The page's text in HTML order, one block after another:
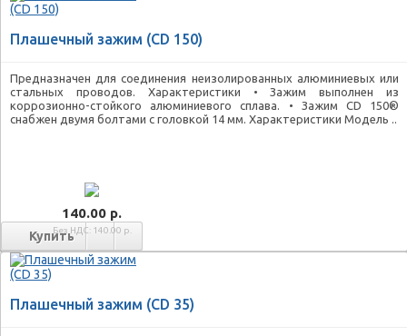
Плашечный зажим (CD 150)
Предназначен для соединения неизолированных алюминиевых или
стальных проводов. Характеристики • Зажим выполнен из
коррозионно-стойкого алюминиевого сплава. • Зажим CD 150®
снабжен двумя болтами с головкой 14 мм. Характеристики Модель ..
140.00 р.
Без НДС: 140.00 р.
Плашечный зажим (CD 35)